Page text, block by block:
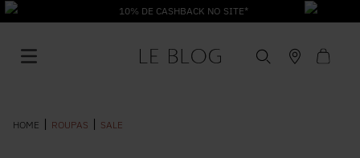
10% DE CASHBACK NO SITE*
ROUPAS SALE